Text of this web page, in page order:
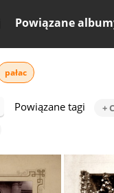
Powiązane
pałac
Powiązane tagi +